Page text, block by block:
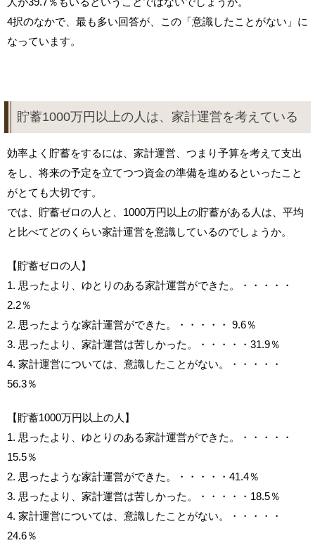
4択のなかで、最も多い回答が、この「意識したことがない」に
なっています。
貯蓄1000万円以上の人は、家計運営を考えている
効率よく貯蓄をするには、家計運営、つまり予算を考えて支出
をし、将来の予定を立てつつ資金の準備を進めるといったこと
がとても大切です。
では、貯蓄ゼロの人と、1000万円以上の貯蓄がある人は、平均
と比べてどのくらい家計運営を意識しているのでしょうか。
【貯蓄ゼロの人】
1. 思ったより、ゆとりのある家計運営ができた。・・・・・
2.2％
2. 思ったような家計運営ができた。・・・・・ 9.6％
3. 思ったより、家計運営は苦しかった。・・・・・31.9％
4. 家計運営については、意識したことがない。・・・・・
56.3％
【貯蓄1000万円以上の人】
1. 思ったより、ゆとりのある家計運営ができた。・・・・・
15.5％
2. 思ったような家計運営ができた。・・・・・41.4％
3. 思ったより、家計運営は苦しかった。・・・・・18.5％
4. 家計運営については、意識したことがない。・・・・・
24.6％